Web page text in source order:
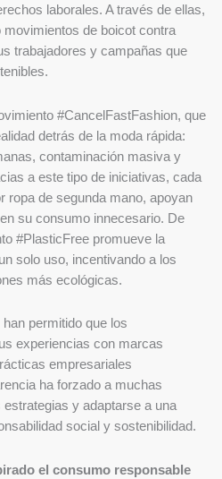
laborales. A través de ellas,
movimientos de boicot contra
trabajadores y campañas que
#CancelFastFashion, que
detrás de la moda rápida:
contaminación masiva y
a este tipo de iniciativas, cada
ropa de segunda mano, apoyan
su consumo innecesario. De
#PlasticFree promueve la
solo uso, incentivando a los
más ecológicas.
permitido que los
experiencias con marcas
empresariales
ha forzado a muchas
y adaptarse a una
social y sostenibilidad.
el consumo responsable